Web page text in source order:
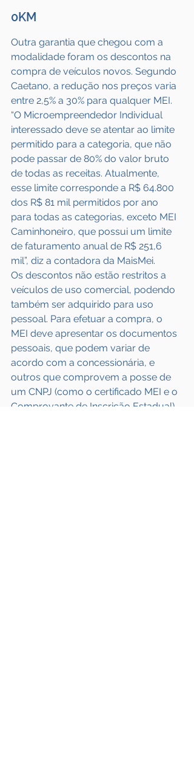
0KM
Outra garantia que chegou com a
modalidade foram os descontos na
compra de veículos novos. Segundo
Caetano, a redução nos preços varia
entre 2,5% a 30% para qualquer MEI.
“O Microempreendedor Individual
interessado deve se atentar ao limite
permitido para a categoria, que não
pode passar de 80% do valor bruto
de todas as receitas. Atualmente,
esse limite corresponde a R$ 64.800
dos R$ 81 mil permitidos por ano
para todas as categorias, exceto MEI
Caminhoneiro, que possui um limite
de faturamento anual de R$ 251,6
mil”, diz a contadora da MaisMei.
Os descontos não estão restritos a
veículos de uso comercial, podendo
também ser adquirido para uso
pessoal. Para efetuar a compra, o
MEI deve apresentar os documentos
pessoais, que podem variar de
acordo com a concessionária, e
outros que comprovem a posse de
um CNPJ (como o certificado MEI e o
Comprovante de Inscrição Estadual).